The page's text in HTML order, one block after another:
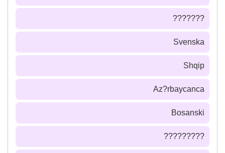
???????
Svenska
Shqip
Az?rbaycanca
Bosanski
?????????